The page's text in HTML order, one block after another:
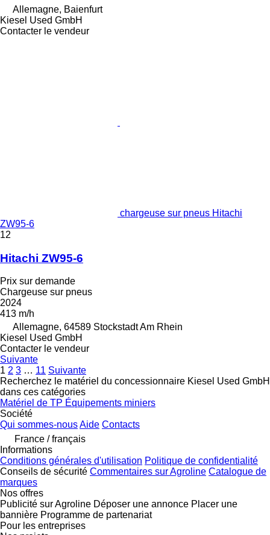
Allemagne, Baienfurt
Kiesel Used GmbH
Contacter le vendeur
chargeuse sur pneus Hitachi
ZW95-6
12
Hitachi ZW95-6
Prix sur demande
Chargeuse sur pneus
2024
413 m/h
Allemagne, 64589 Stockstadt Am Rhein
Kiesel Used GmbH
Contacter le vendeur
Suivante
1 2 3 … 11 Suivante
Recherchez le matériel du concessionnaire Kiesel Used GmbH
dans ces catégories
Matériel de TP Équipements miniers
Société
Qui sommes-nousAide Contacts
France / français
Informations
Conditions générales d'utilisation Politique de confidentialité
Conseils de sécurité Commentaires sur Agroline Catalogue de
marques
Nos offres
Publicité sur Agroline Déposer une annonce Placer une
bannière Programme de partenariat
Pour les entreprises